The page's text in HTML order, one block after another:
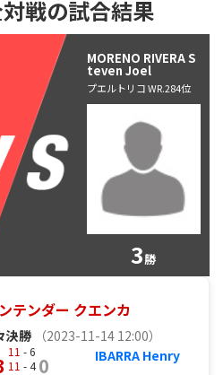
戦の試合結果
MORENO RIVERA S
teven Joel
プエルトリコ WR.284位
3勝
テンダー クエンカ
決勝
（2023-11-14 12:00）
11 - 6
11 - 4 0 IBARRA Henry